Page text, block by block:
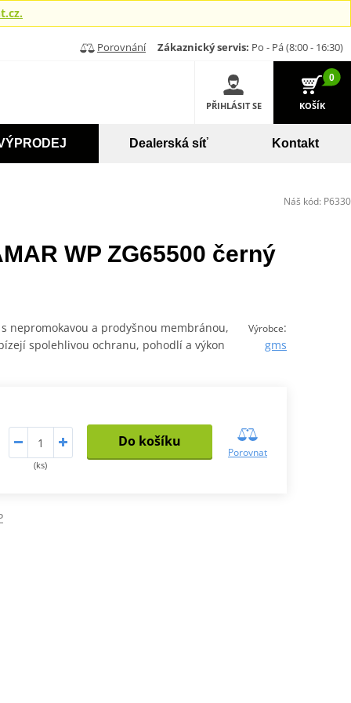
Porovnání Zákaznický servis: Po - Pá (8:00 - 16:30)
PŘIHLÁSIT SE
0
KOŠÍK
Dealerská síť Kontakt
WP ZG65500 černý
Výrobce:
gms
nepromokavou a prodyšnou membránou,
spolehlivou ochranu, pohodlí a výkon
(ks)
Do košíku
Porovnat
Náš kód: P6330